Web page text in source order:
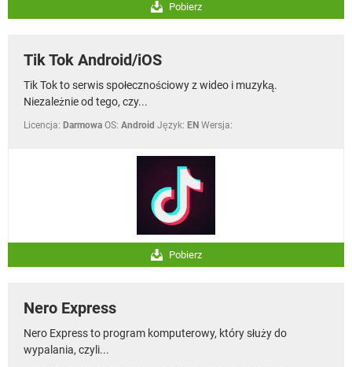
Pobierz
Tik Tok Android/iOS
Tik Tok to serwis społecznościowy z wideo i muzyką.
Niezależnie od tego, czy...
Licencja: Darmowa OS: Android Język: EN Wersja:
Pobierz
Nero Express
Nero Express to program komputerowy, który służy do
wypalania, czyli...